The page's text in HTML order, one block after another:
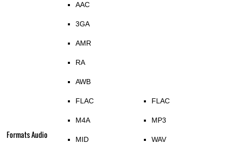
Formats Audio
AAC
3GA
AMR
RA
AWB
FLAC
M4A
MID
FLAC
MP3
WAV